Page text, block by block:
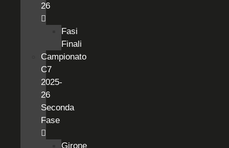
26
Fasi
Finali
Campionato
C7
2025-
26
Seconda
Fase
Girone